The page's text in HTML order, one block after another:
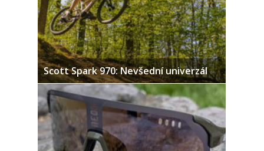
Scott Spark 970: Nevšední univerzál